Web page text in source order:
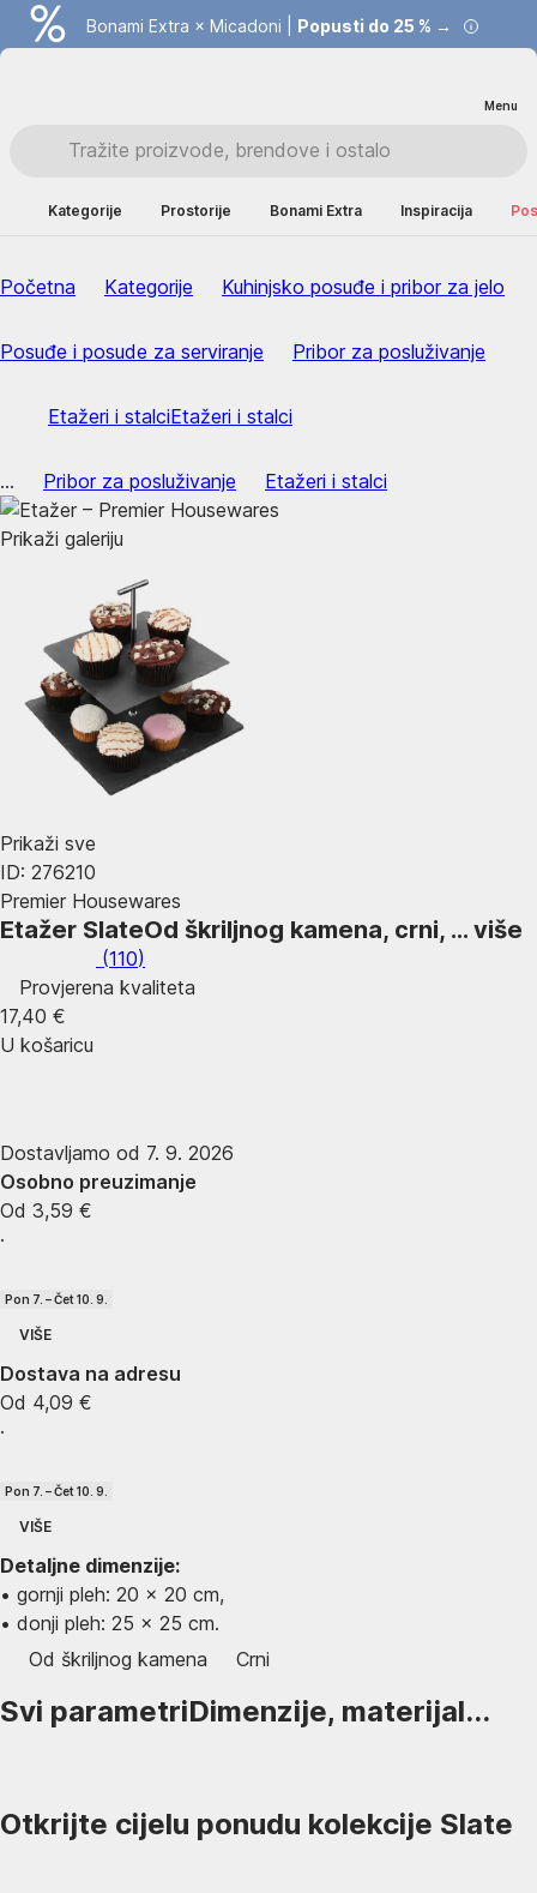
Bonami Extra × Micadoni | Popusti do 25 % →
Menu
Kategorije Prostorije Bonami Extra Inspiracija
Početna Kategorije Kuhinjsko posuđe i pribor za jelo
Posuđe i posude za serviranje Pribor za posluživanje
Etažeri i stalciEtažeri i stalci
... Pribor za posluživanje Etažeri i stalci
Prikaži galeriju
Prikaži sve
ID: 276210
Premier Housewares
Etažer SlateOd škriljnog kamena, crni, … više
(110)
Provjerena kvaliteta
17,40 €
U košaricu
Dostavljamo od 7. 9. 2026
Osobno preuzimanje
Od 3,59 €
·
Pon 7. – Čet 10. 9.
VIŠE
Dostava na adresu
Od 4,09 €
·
Pon 7. – Čet 10. 9.
VIŠE
Detaljne dimenzije:
• gornji pleh: 20 x 20 cm,
• donji pleh: 25 x 25 cm.
Od škriljnog kamena
Crni
Svi parametriDimenzije, materijal...
Otkrijte cijelu ponudu kolekcije Slate